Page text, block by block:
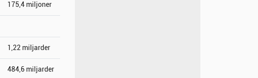
175,4 miljoner
1,22 miljarder
484,6 miljarder